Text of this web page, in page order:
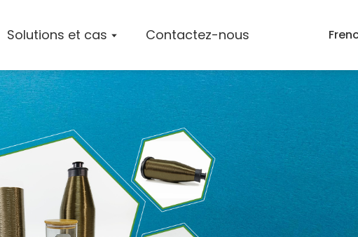
Solutions et cas Contactez-nous
Profil De L'entreprise
Atelier
Certificats
Tapis En Fibre De Basalte
Mèches De Fibres De Basalte
Brins Coupés En Fibres De Basalte
Produits En Fibre De Basalte